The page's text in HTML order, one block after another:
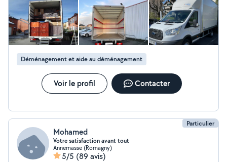
Déménagement et aide au déménagement
Voir le profil Contacter
Particulier
Mohamed
Votre satisfaction avant tout
Annemasse (Romagny)
5/5 (89 avis)